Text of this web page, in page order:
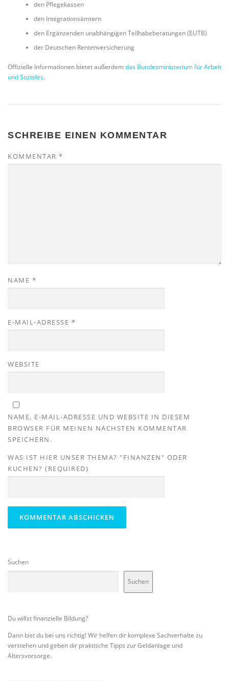
den Pflegekassen
den Integrationsämtern
den Ergänzenden unabhängigen Teilhabeberatungen (EUTB)
der Deutschen Rentenversicherung
Offizielle Informationen bietet außerdemdas Bundesministerium für Arbeit
und Soziales.
SCHREIBE EINEN KOMMENTAR
KOMMENTAR *
NAME *
E-MAIL-ADRESSE *
WEBSITE
NAME, E-MAIL-ADRESSE UND WEBSITE IN DIESEM
BROWSER FÜR MEINEN NÄCHSTEN KOMMENTAR
SPEICHERN.
WAS IST HIER UNSER THEMA? "FINANZEN" ODER
KUCHEN? (REQUIRED)
Suchen
Suchen
Du willst finanzielle Bildung?
Dann bist du bei uns richtig! Wir helfen dir komplexe Sachverhalte zu
verstehen und geben dir praktische Tipps zur Geldanlage und
Altersvorsorge.